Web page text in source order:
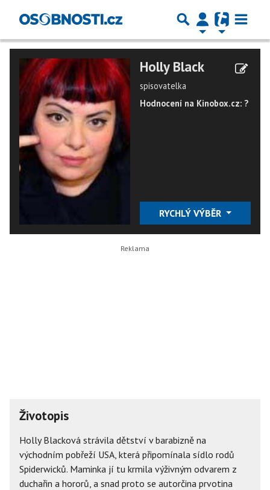
Holly Black
spisovatelka
Hodnocení na Kinobox.cz: ?
RYCHLÝ VÝBĚR
Životopis
Holly Blacková strávila dětství v barabizně na
východním pobřeží USA, která připomínala sídlo rodů
Spiderwicků. Maminka jí tu krmila výživným odvarem z
duchařin a hororů, a snad proto se autorčina prvotina